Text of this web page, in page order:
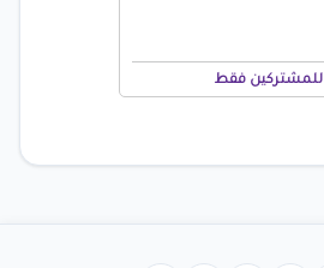
للمشتركين فقط